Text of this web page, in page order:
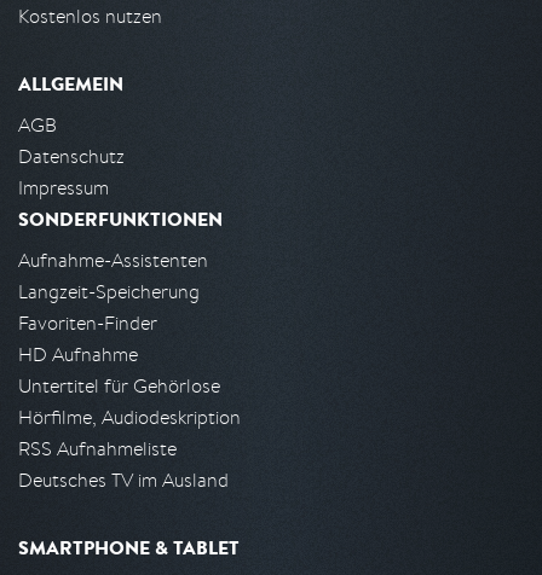
Kostenlos nutzen
ALLGEMEIN
AGB
Datenschutz
Impressum
SONDERFUNKTIONEN
Aufnahme-Assistenten
Langzeit-Speicherung
Favoriten-Finder
HD Aufnahme
Untertitel für Gehörlose
Hörfilme, Audiodeskription
RSS Aufnahmeliste
Deutsches TV im Ausland
SMARTPHONE & TABLET